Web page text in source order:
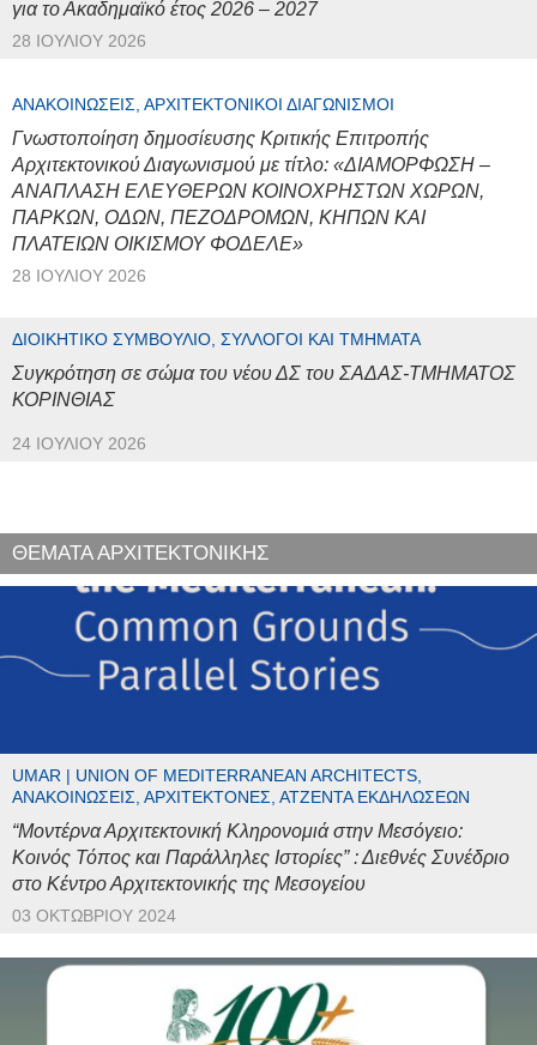
για το Ακαδημαϊκό έτος 2026 – 2027
28 ΙΟΥΛΊΟΥ 2026
ΑΝΑΚΟΙΝΏΣΕΙΣ, ΑΡΧΙΤΕΚΤΟΝΙΚΟΊ ΔΙΑΓΩΝΙΣΜΟΊ
Γνωστοποίηση δημοσίευσης Κριτικής Επιτροπής
Αρχιτεκτονικού Διαγωνισμού με τίτλο: «ΔΙΑΜΟΡΦΩΣΗ –
ΑΝΑΠΛΑΣΗ ΕΛΕΥΘΕΡΩΝ ΚΟΙΝΟΧΡΗΣΤΩΝ ΧΩΡΩΝ,
ΠΑΡΚΩΝ, ΟΔΩΝ, ΠΕΖΟΔΡΟΜΩΝ, ΚΗΠΩΝ ΚΑΙ
ΠΛΑΤΕΙΩΝ ΟΙΚΙΣΜΟΥ ΦΟΔΕΛΕ»
28 ΙΟΥΛΊΟΥ 2026
ΔΙΟΙΚΗΤΙΚΌ ΣΥΜΒΟΎΛΙΟ, ΣΎΛΛΟΓΟΙ ΚΑΙ ΤΜΉΜΑΤΑ
Συγκρότηση σε σώμα του νέου ΔΣ του ΣΑΔΑΣ-ΤΜΗΜΑΤΟΣ
ΚΟΡΙΝΘΙΑΣ
24 ΙΟΥΛΊΟΥ 2026
ΘΕΜΑΤΑ ΑΡΧΙΤΕΚΤΟΝΙΚΗΣ
UMAR | UNION OF MEDITERRANEAN ARCHITECTS,
ΑΝΑΚΟΙΝΏΣΕΙΣ, ΑΡΧΙΤΈΚΤΟΝΕΣ, ΑΤΖΈΝΤΑ ΕΚΔΗΛΏΣΕΩΝ
“Μοντέρνα Αρχιτεκτονική Κληρονομιά στην Μεσόγειο:
Κοινός Τόπος και Παράλληλες Ιστορίες” : Διεθνές Συνέδριο
στο Κέντρο Αρχιτεκτονικής της Μεσογείου
03 ΟΚΤΩΒΡΊΟΥ 2024